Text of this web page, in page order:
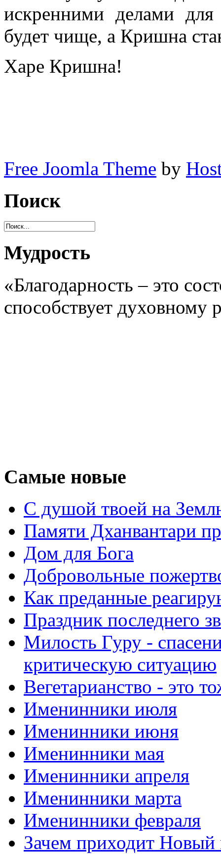
искренними делами
будет чище, а Кришна
Харе Кришна!
Free Joomla Theme by
Поиск
Мудрость
«Благодарность – это
способствует духовному
Самые новые
С душой твоей на
Памяти Дханвантари
Дом для Бога
Добровольные
Как преданные
Праздник последнего
Милость Гуру -
критическую ситуацию
Вегетарианство - это
Именинники июля
Именинники июня
Именинники мая
Именинники апреля
Именинники марта
Именинники февраля
Зачем приходит Новый